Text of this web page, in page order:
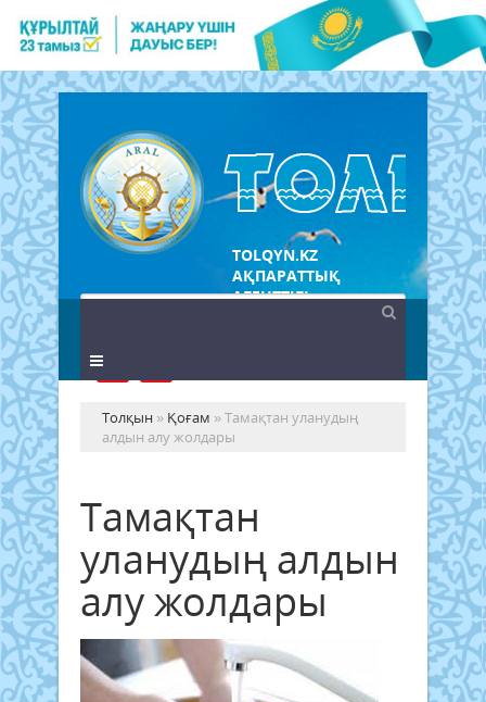
TOLQYN.KZ
АҚПАРАТТЫҚ
АГЕНТТІГІ
Толқын » Қоғам » Тамақтан уланудың
алдын алу жолдары
Тамақтан
уланудың алдын
алу жолдары